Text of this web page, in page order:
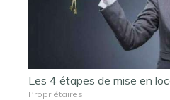
Les 4 étapes de mise en
Propriétaires